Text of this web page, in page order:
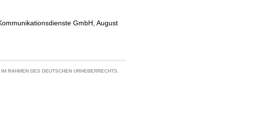
GmbH, August
RAHMEN DES DEUTSCHEN URHEBERRECHTS.